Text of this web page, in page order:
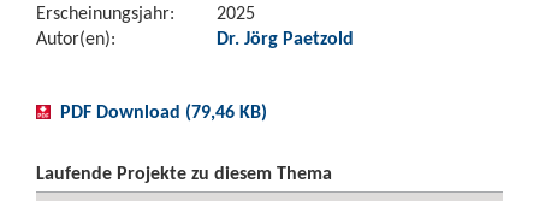
Erscheinungsjahr:
2025
Autor(en):
Dr. Jörg Paetzold
PDF Download (79,46 KB)
Laufende Projekte zu diesem Thema